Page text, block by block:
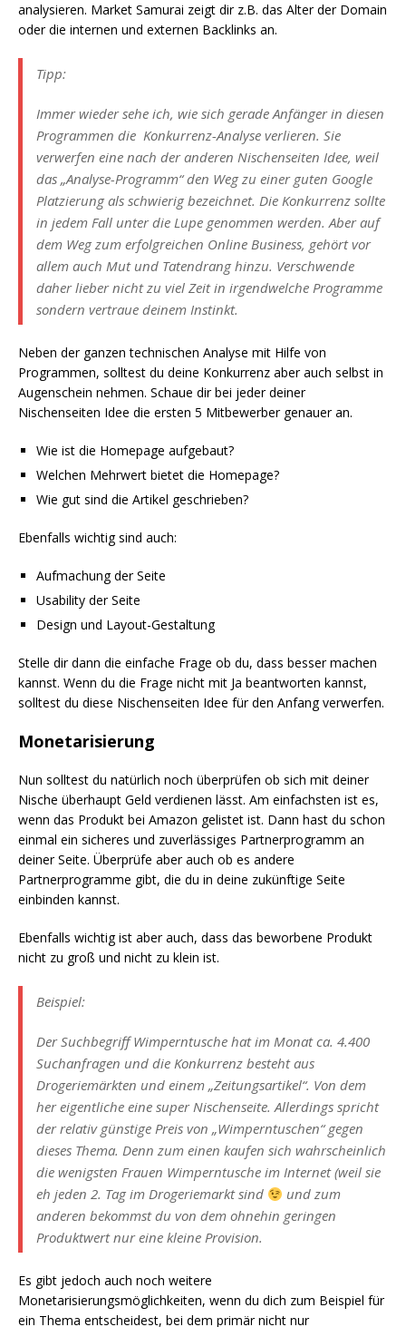
analysieren. Market Samurai zeigt dir z.B. das Alter der Domain
oder die internen und externen Backlinks an.
Tipp:
Immer wieder sehe ich, wie sich gerade Anfänger in diesen
Programmen die Konkurrenz-Analyse verlieren. Sie
verwerfen eine nach der anderen Nischenseiten Idee, weil
das „Analyse-Programm“ den Weg zu einer guten Google
Platzierung als schwierig bezeichnet. Die Konkurrenz sollte
in jedem Fall unter die Lupe genommen werden. Aber auf
dem Weg zum erfolgreichen Online Business, gehört vor
allem auch Mut und Tatendrang hinzu. Verschwende
daher lieber nicht zu viel Zeit in irgendwelche Programme
sondern vertraue deinem Instinkt.
Neben der ganzen technischen Analyse mit Hilfe von
Programmen, solltest du deine Konkurrenz aber auch selbst in
Augenschein nehmen. Schaue dir bei jeder deiner
Nischenseiten Idee die ersten 5 Mitbewerber genauer an.
Wie ist die Homepage aufgebaut?
Welchen Mehrwert bietet die Homepage?
Wie gut sind die Artikel geschrieben?
Ebenfalls wichtig sind auch:
Aufmachung der Seite
Usability der Seite
Design und Layout-Gestaltung
Stelle dir dann die einfache Frage ob du, dass besser machen
kannst. Wenn du die Frage nicht mit Ja beantworten kannst,
solltest du diese Nischenseiten Idee für den Anfang verwerfen.
Monetarisierung
Nun solltest du natürlich noch überprüfen ob sich mit deiner
Nische überhaupt Geld verdienen lässt. Am einfachsten ist es,
wenn das Produkt bei Amazon gelistet ist. Dann hast du schon
einmal ein sicheres und zuverlässiges Partnerprogramm an
deiner Seite. Überprüfe aber auch ob es andere
Partnerprogramme gibt, die du in deine zukünftige Seite
einbinden kannst.
Ebenfalls wichtig ist aber auch, dass das beworbene Produkt
nicht zu groß und nicht zu klein ist.
Beispiel:
Der Suchbegriff Wimperntusche hat im Monat ca. 4.400
Suchanfragen und die Konkurrenz besteht aus
Drogeriemärkten und einem „Zeitungsartikel“. Von dem
her eigentliche eine super Nischenseite. Allerdings spricht
der relativ günstige Preis von „Wimperntuschen“ gegen
dieses Thema. Denn zum einen kaufen sich wahrscheinlich
die wenigsten Frauen Wimperntusche im Internet (weil sie
eh jeden 2. Tag im Drogeriemarkt sind
und zum
anderen bekommst du von dem ohnehin geringen
Produktwert nur eine kleine Provision.
Es gibt jedoch auch noch weitere
Monetarisierungsmöglichkeiten, wenn du dich zum Beispiel für
ein Thema entscheidest, bei dem primär nicht nur